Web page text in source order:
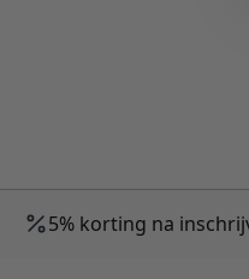
5% korting na